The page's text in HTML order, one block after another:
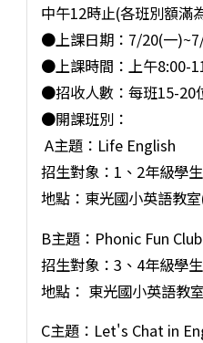
中午12時止(各班別額滿
●上課日期：7/20(一
●上課時間：上午8:00-
●招收人數：每班15-20
●開課班別：
A主題：Life English
招生對象：1、2年級學生
地點：東光國小英語教
B主題：Phonic Fun Club
招生對象：3、4年級學生
地點： 東光國小英語教
C主題：Let's Chat in